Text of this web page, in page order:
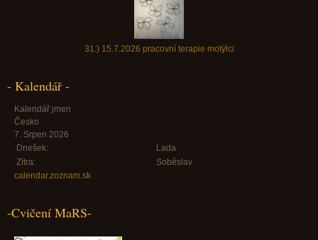
31.) 15.7.2026 pracovní terapie motýlci
- Kalendář -
Kalendář jmen
Česko
7. Srpen 2026
Dnešek:
Lada
Zítra:
Soběslav
calendar.zoznam.sk
-Cvičení MaRS-